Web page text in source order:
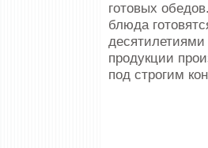
готовых
блюда
десятилетиями
продукции
под строгим